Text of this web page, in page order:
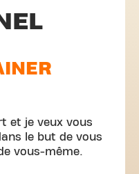
et je veux vous
le but de vous
vous-même.